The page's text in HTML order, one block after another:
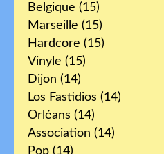
Belgique (15)
Marseille (15)
Hardcore (15)
Vinyle (15)
Dijon (14)
Los Fastidios (14)
Orléans (14)
Association (14)
Pop (14)